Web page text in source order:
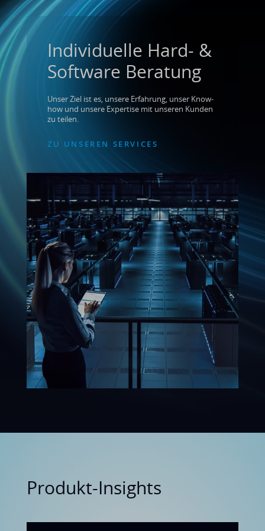
Individuelle Hard- &
Software Beratung
Unser Ziel ist es, unsere Erfahrung, unser Know-
how und unsere Expertise mit unseren Kunden
zu teilen.
ZU UNSEREN SERVICES
Produkt-Insights